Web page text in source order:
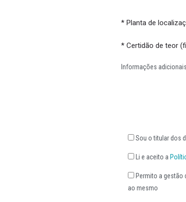
* Planta de
* Certidão de teor
Informações adicionais
Sou o titular dos
Li e aceito a
Permito a
ao mesmo